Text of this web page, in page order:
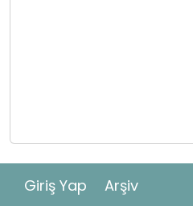
Giriş Yap Arşiv